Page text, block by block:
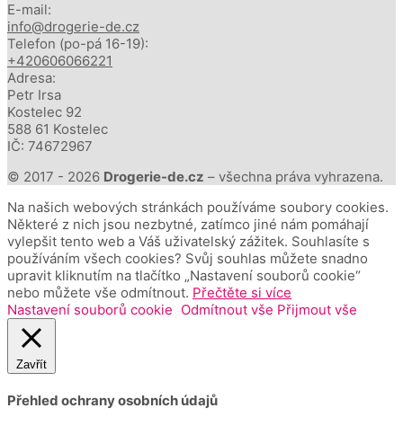
E-mail:
info@drogerie-de.cz
Telefon (po-pá 16-19):
+420606066221
Adresa:
Petr Irsa
Kostelec 92
588 61 Kostelec
IČ: 74672967
© 2017 - 2026 Drogerie-de.cz – všechna práva vyhrazena.
Na našich webových stránkách používáme soubory cookies.
Některé z nich jsou nezbytné, zatímco jiné nám pomáhají
vylepšit tento web a Váš uživatelský zážitek. Souhlasíte s
používáním všech cookies? Svůj souhlas můžete snadno
upravit kliknutím na tlačítko „Nastavení souborů cookie“
nebo můžete vše odmítnout. Přečtěte si více
Nastavení souborů cookie Odmítnout vše Přijmout vše
Zavřít
Přehled ochrany osobních údajů